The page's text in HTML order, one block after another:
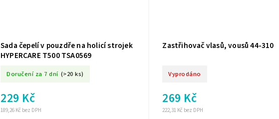
Sada čepelí v pouzdře na holicí strojek
HYPERCARE T500 TSA0569
Doručení za 7 dní (>20 ks)
189,26 Kč bez DPH
229 Kč
Zastřihovač vlasů, vousů 44-310
Vyprodáno
222,31 Kč bez DPH
269 Kč